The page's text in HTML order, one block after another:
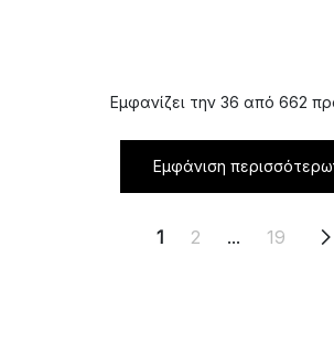
Εμφανίζει την 36 από 662
Εμφάνιση
1 2 ... 19